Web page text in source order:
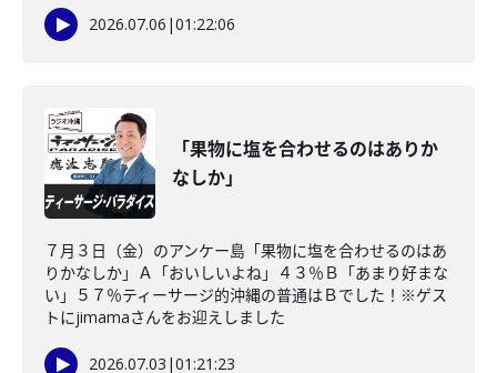
2026.07.06 |01:22:06
「果物に塩を合わせるのはありか
なしか」
７月３日（金）のアンケー島「果物に塩を合わせるのはあ
りかなしか」Ａ「おいしいよね」４３％Ｂ「あまり好まな
い」５７％ティーサージ的沖縄の普通はＢでした！※ゲス
トにjimamaさんをお迎えしました
2026.07.03 |01:21:23